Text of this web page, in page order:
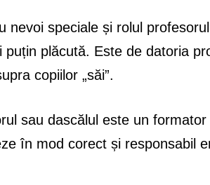
nevoi speciale și rolul
puțin plăcută. Este de datoria
copiilor „săi”.
sau dascălul este un
în mod corect și responsabil